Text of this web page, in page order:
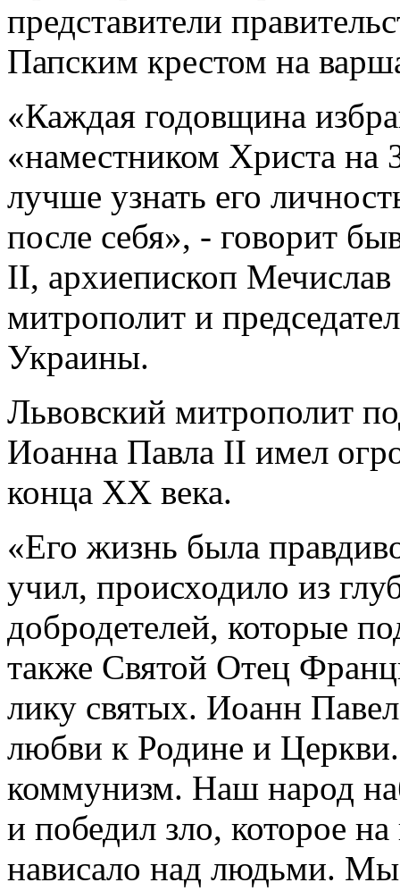
представители
Папским крестом на
«Каждая годовщина
«наместником Христа на
лучше узнать его
после себя», - говорит
II, архиепископ
митрополит и
Украины.
Львовский митрополит
Иоанна Павла II имел
конца XX века.
«Его жизнь была
учил, происходило из
добродетелей, которые
также Святой Отец
лику святых. Иоанн
любви к Родине и
коммунизм. Наш народ
и победил зло, которое
нависало над людьми.